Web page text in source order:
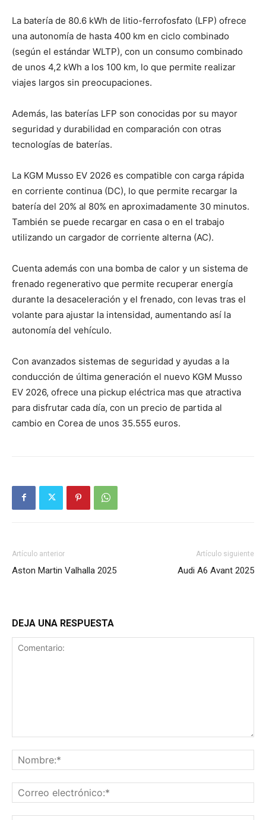
La batería de 80.6 kWh de litio-ferrofosfato (LFP) ofrece
una autonomía de hasta 400 km en ciclo combinado
(según el estándar WLTP), con un consumo combinado
de unos 4,2 kWh a los 100 km, lo que permite realizar
viajes largos sin preocupaciones.
Además, las baterías LFP son conocidas por su mayor
seguridad y durabilidad en comparación con otras
tecnologías de baterías.
La KGM Musso EV 2026 es compatible con carga rápida
en corriente continua (DC), lo que permite recargar la
batería del 20% al 80% en aproximadamente 30 minutos.
También se puede recargar en casa o en el trabajo
utilizando un cargador de corriente alterna (AC).
Cuenta además con una bomba de calor y un sistema de
frenado regenerativo que permite recuperar energía
durante la desaceleración y el frenado, con levas tras el
volante para ajustar la intensidad, aumentando así la
autonomía del vehículo.
Con avanzados sistemas de seguridad y ayudas a la
conducción de última generación el nuevo KGM Musso
EV 2026, ofrece una pickup eléctrica mas que atractiva
para disfrutar cada día, con un precio de partida al
cambio en Corea de unos 35.555 euros.
Artículo anterior
Aston Martin Valhalla 2025
Artículo siguiente
Audi A6 Avant 2025
DEJA UNA RESPUESTA